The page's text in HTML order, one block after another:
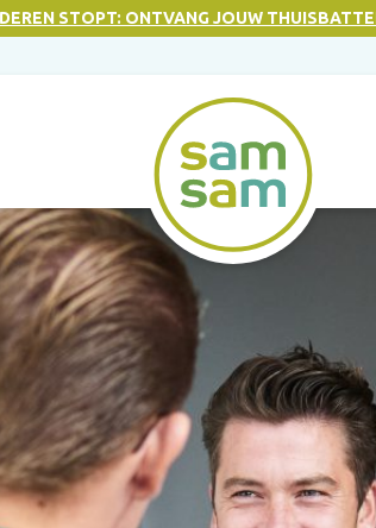
STOPT: ONTVANG JOUW